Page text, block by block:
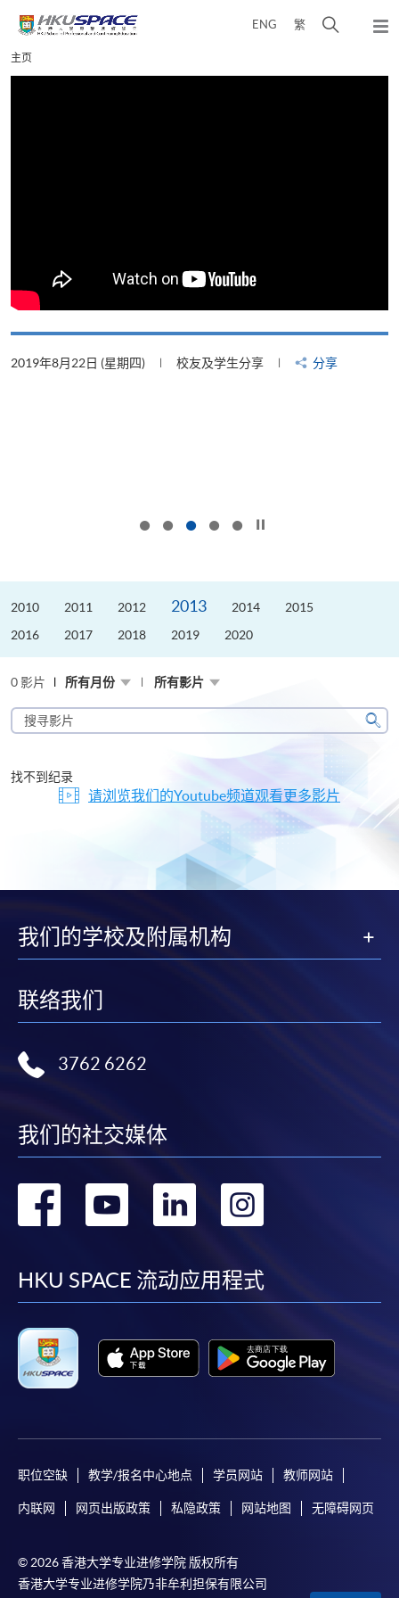
content
ENG 繁
弹
Main
content
主页
2019年8月22日 (星期四) 校友及学生分享 分享
2010 2011 2012 2013 2014
2015
2016
2017 2018 2019 2020
0 影片 所有月份 所有影片
搜
寻
片
搜
找不到纪录
请浏览我们的Youtube频道观看更多影片
我们的学校及附属机构
联络我们
3762 6262
我们的社交媒体
转
facebook
转
youtube
转
linkedin
转
HKU SPACE 流动应用程式
职位空缺 教学/报名中心地点 学员网站 教师网站
内联网 网页出版政策 私隐政策 网站地图 无障碍网页
© 2026 香港大学专业进修学院 版权所有
香港大学专业进修学院乃非牟利担保有限公司